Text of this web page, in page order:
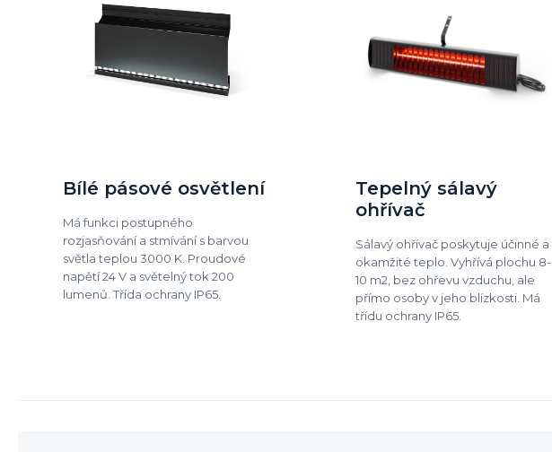
Bílé pásové osvětlení
Má funkci postupného
rozjasňování a stmívání s barvou
světla teplou 3000 K. Proudové
napětí 24 V a světelný tok 200
lumenů. Třída ochrany IP65.
Tepelný sálavý
ohřívač
Sálavý ohřívač poskytuje účinné a
okamžité teplo. Vyhřívá plochu 8-
10 m2, bez ohřevu vzduchu, ale
přímo osoby v jeho blízkosti. Má
třídu ochrany IP65.